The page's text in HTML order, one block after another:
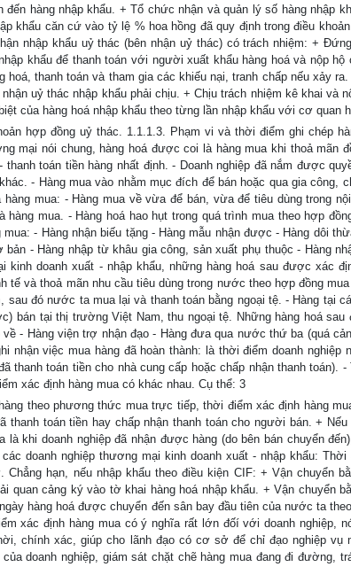
hàng nhập khẩu. + Tổ chức nhận và quản lý số hàng nhập
khẩu căn cứ vào tỷ lệ % hoa hồng đã quy định trong điều
nhập khẩu uỷ thác (bên nhận uỷ thác) có trách nhiệm: +
khẩu để thanh toán với người xuất khẩu hàng hoá và nộp hộ
thanh toán và tham gia các khiếu nại, tranh chấp nếu xảy
uỷ thác nhập khẩu phải chịu. + Chịu trách nhiệm kê khai và
của hàng hoá nhập khẩu theo từng lần nhập khẩu với cơ quan
hợp đồng uỷ thác. 1.1.1.3. Phạm vi và thời điểm ghi chép
mại nói chung, hàng hoá được coi là hàng mua khi thoả mãn
toán tiền hàng nhất định. - Doanh nghiệp đã nắm được
- Hàng mua vào nhằm mục đích để bán hoặc qua gia công,
mua: - Hàng mua về vừa để bán, vừa để tiêu dùng trong
mua. - Hàng hoá hao hụt trong quá trình mua theo hợp
- Hàng nhận biếu tặng - Hàng mẫu nhận được - Hàng dôi
- Hàng nhập từ khâu gia công, sản xuất phụ thuộc - Hàng
kinh doanh xuất - nhập khẩu, những hàng hoá sau được xác
tế và thoả mãn nhu cầu tiêu dùng trong nước theo hợp đồng mua
đó nước ta mua lại và thanh toán bằng ngoại tệ. - Hàng tại
bán tại thị trường Việt Nam, thu ngoại tệ. Những hàng hoá sau
- Hàng viện trợ nhận đạo - Hàng đưa qua nước thứ ba (quá
nhận việc mua hàng đã hoàn thành: là thời điểm doanh nghiệp
toán tiền cho nhà cung cấp hoặc chấp nhận thanh toán). -
xác định hàng mua có khác nhau. Cụ thể: 3
theo phương thức mua trực tiếp, thời điểm xác định hàng
thanh toán tiền hay chấp nhận thanh toán cho người bán. + Nếu
khi doanh nghiệp đã nhận được hàng (do bên bán chuyển
doanh nghiệp thương mại kinh doanh xuất - nhập khẩu: Thời
hạn, nếu nhập khẩu theo điều kiện CIF: + Vận chuyển
quan cảng ký vào tờ khai hàng hoá nhập khẩu. + Vận chuyển
hàng hoá được chuyển đến sân bay đầu tiên của nước ta
xác định hàng mua có ý nghĩa rất lớn đốí với doanh nghiệp,
chính xác, giúp cho lãnh đạo có cơ sở để chỉ đạo nghiệp vụ
doanh nghiệp, giám sát chặt chẽ hàng mua đang đi đường,